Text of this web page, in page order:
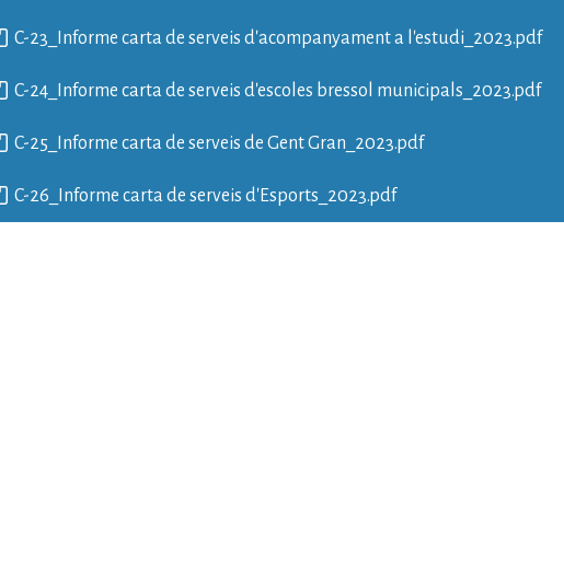
C-23_Informe carta de serveis d'acompanyament a l'estudi_2023.pdf
C-24_Informe carta de serveis d'escoles bressol municipals_2023.pdf
C-25_Informe carta de serveis de Gent Gran_2023.pdf
C-26_Informe carta de serveis d'Esports_2023.pdf